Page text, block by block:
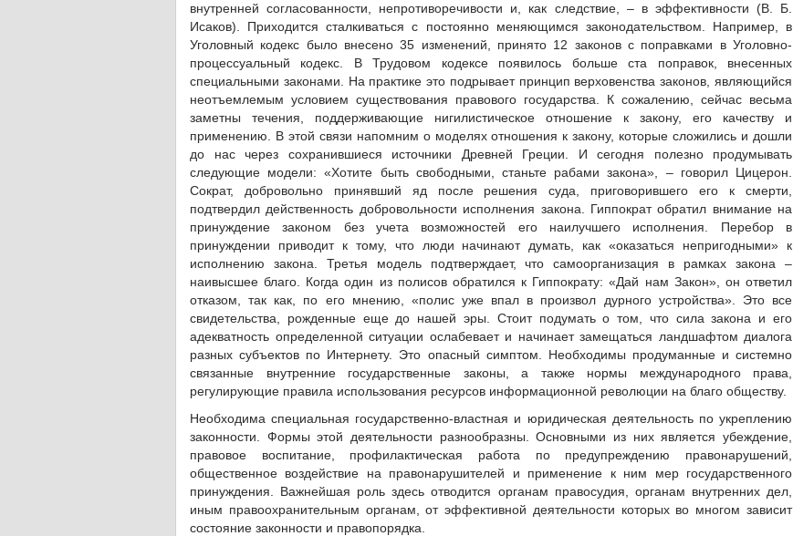
внутренней согласованности, непротиворечивости и, как следствие, – в эффективности (В. Б.
Исаков). Приходится сталкиваться с постоянно меняющимся законодательством. Например, в
Уголовный кодекс было внесено 35 изменений, принято 12 законов с поправками в Уголовно-
процес­суальный кодекс. В Трудовом кодексе появилось больше ста поправок, внесенных
специальными законами. На практике это подрывает принцип верховенства законов, являющийся
неотъемлемым условием существования правового государства. К сожалению, сейчас весьма
заметны течения, поддерживающие нигилистическое отношение к закону, его качеству и
применению. В этой связи напомним о моделях отношения к закону, которые сложились и дошли
до нас через сохранившиеся источники Древней Греции. И сегодня полезно продумывать
следующие модели: «Хотите быть свободными, станьте рабами закона», – говорил Цицерон.
Сократ, добровольно принявший яд после решения суда, приговорившего его к смерти,
подтвердил действенность добровольности исполнения закона. Гиппократ обратил внимание на
принуждение законом без учета возможностей его наилучшего исполнения. Перебор в
принуждении приводит к тому, что люди начинают думать, как «оказаться непригодными» к
исполнению закона. Третья модель подтверждает, что самоорганизация в рамках закона –
наивысшее благо. Когда один из полисов обратился к Гиппократу: «Дай нам Закон», он ответил
отказом, так как, по его мнению, «полис уже впал в произвол дурного устройства». Это все
свидетельства, рожденные еще до нашей эры. Стоит подумать о том, что сила закона и его
адекватность определенной ситуации ослабевает и начинает замещаться ландшафтом диалога
разных субъектов по Интернету. Это опасный симптом. Необходимы продуманные и системно
связанные внутренние государственные законы, а также нормы международного права,
регулирующие правила использования ресурсов информационной революции на благо обществу.
Необходима специальная государственно-властная и юридическая деятельность по укреплению
законности. Формы этой деятельности разнообразны. Основными из них является убеждение,
правовое воспитание, профилактическая работа по предупреждению правонарушений,
общественное воздействие на правонарушителей и применение к ним мер государственного
принуждения. Важнейшая роль здесь отводится органам правосудия, органам внутренних дел,
иным правоохранительным органам, от эффективной деятельности которых во многом зависит
состояние законности и правопорядка.